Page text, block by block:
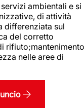
ambientali e si
di attività
differenziata sul
del corretto
rifiuto;mantenimento
nelle aree di